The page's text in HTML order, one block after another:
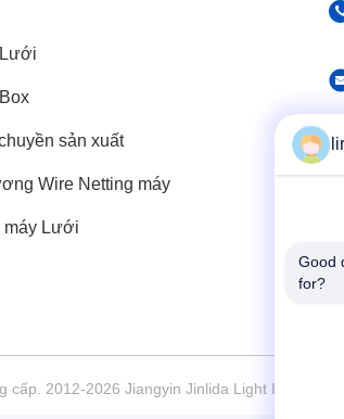
sản xuất
Wire Netting máy
máy Lưới
2012-2026 Jiangyin Jinlida Light Industry
Good
for?